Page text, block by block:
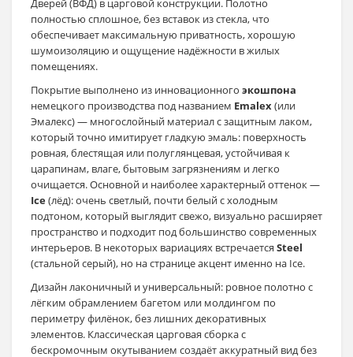
Дверей (ВФД) в царговой конструкции. Полотно
полностью сплошное, без вставок из стекла, что
обеспечивает максимальную приватность, хорошую
шумоизоляцию и ощущение надёжности в жилых
помещениях.
Покрытие выполнено из инновационного экошпона
немецкого производства под названием Emalex(или
Эмалекс) — многослойный материал с защитным лаком,
который точно имитирует гладкую эмаль: поверхность
ровная, блестящая или полуглянцевая, устойчивая к
царапинам, влаге, бытовым загрязнениям и легко
очищается. Основной и наиболее характерный оттенок —
Ice(лёд): очень светлый, почти белый с холодным
подтоном, который выглядит свежо, визуально расширяет
пространство и подходит под большинство современных
интерьеров. В некоторых вариациях встречается Steel
(стальной серый), но на странице акцент именно на Ice.
Дизайн лаконичный и универсальный: ровное полотно с
лёгким обрамлением багетом или молдингом по
периметру филёнок, без лишних декоративных
элементов. Классическая царговая сборка с
бескромочным окутыванием создаёт аккуратный вид без